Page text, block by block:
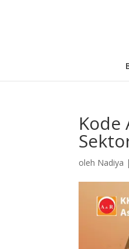
Kode
oleh Nadiya |